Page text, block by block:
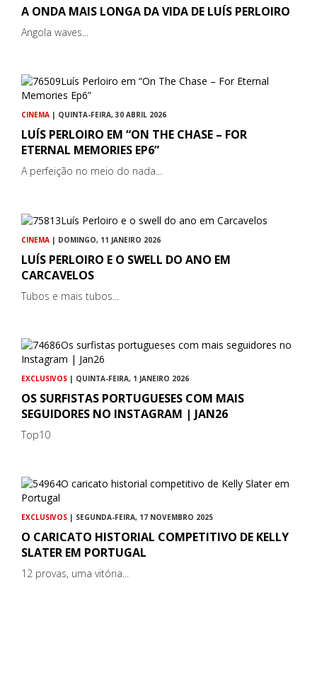
A ONDA MAIS LONGA DA VIDA DE LUÍS PERLOIRO
Angola waves...
CINEMA | QUINTA-FEIRA, 30 ABRIL 2026
LUÍS PERLOIRO EM “ON THE CHASE – FOR
ETERNAL MEMORIES EP6”
A perfeição no meio do nada...
CINEMA | DOMINGO, 11 JANEIRO 2026
LUÍS PERLOIRO E O SWELL DO ANO EM
CARCAVELOS
Tubos e mais tubos...
EXCLUSIVOS | QUINTA-FEIRA, 1 JANEIRO 2026
OS SURFISTAS PORTUGUESES COM MAIS
SEGUIDORES NO INSTAGRAM | JAN26
Top10
EXCLUSIVOS | SEGUNDA-FEIRA, 17 NOVEMBRO 2025
O CARICATO HISTORIAL COMPETITIVO DE KELLY
SLATER EM PORTUGAL
12 provas, uma vitória...